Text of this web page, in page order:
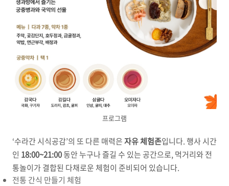
프로그램
‘수라간 시식공감’의 또 다른 매력은자유 체험존입니다. 행사 시간
인 18:00~21:00동안 누구나 즐길 수 있는 공간으로, 먹거리와 전
통놀이가 결합된 다채로운 체험이 준비되어 있습니다.
전통 간식 만들기 체험